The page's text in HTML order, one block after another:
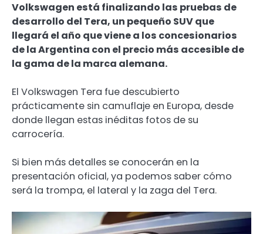
Volkswagen está finalizando las pruebas de
desarrollo del Tera, un pequeño SUV que
llegará el año que viene a los concesionarios
de la Argentina con el precio más accesible de
la gama de la marca alemana.
El Volkswagen Tera fue descubierto
prácticamente sin camuflaje en Europa, desde
donde llegan estas inéditas fotos de su
carrocería.
Si bien más detalles se conocerán en la
presentación oficial, ya podemos saber cómo
será la trompa, el lateral y la zaga del Tera.